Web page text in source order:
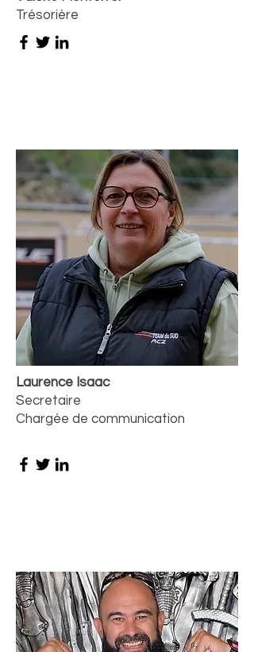
Trésorière
Laurence Isaac
Secretaire
Chargée de communication